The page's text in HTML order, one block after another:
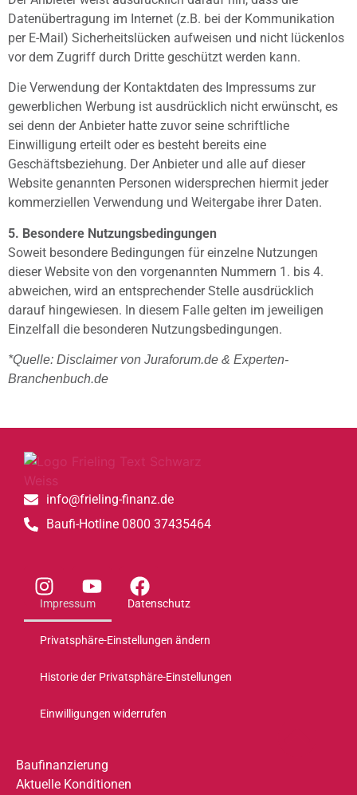
Datenübertragung im Internet (z.B. bei der Kommunikation
per E-Mail) Sicherheitslücken aufweisen und nicht lückenlos
vor dem Zugriff durch Dritte geschützt werden kann.
Die Verwendung der Kontaktdaten des Impressums zur
gewerblichen Werbung ist ausdrücklich nicht erwünscht, es
sei denn der Anbieter hatte zuvor seine schriftliche
Einwilligung erteilt oder es besteht bereits eine
Geschäftsbeziehung. Der Anbieter und alle auf dieser
Website genannten Personen widersprechen hiermit jeder
kommerziellen Verwendung und Weitergabe ihrer Daten.
5. Besondere Nutzungsbedingungen
Soweit besondere Bedingungen für einzelne Nutzungen
dieser Website von den vorgenannten Nummern 1. bis 4.
abweichen, wird an entsprechender Stelle ausdrücklich
darauf hingewiesen. In diesem Falle gelten im jeweiligen
Einzelfall die besonderen Nutzungsbedingungen.
*Quelle: Disclaimer von Juraforum.de & Experten-
Branchenbuch.de
info@frieling-finanz.de
Baufi-Hotline 0800 37435464
Impressum Datenschutz
Privatsphäre-Einstellungen ändern
Historie der Privatsphäre-Einstellungen
Einwilligungen widerrufen
Baufinanzierung
Aktuelle Konditionen